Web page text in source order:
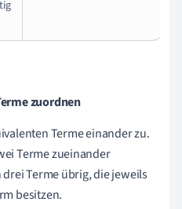
zuordnen
Terme einander zu.
Terme zueinander
Terme übrig, die jeweils
besitzen.